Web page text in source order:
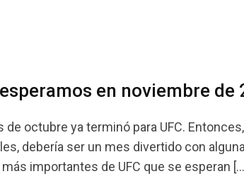
en noviembre de
octubre ya terminó para UFC.
debería ser un mes divertido con
importantes de UFC que se esperan